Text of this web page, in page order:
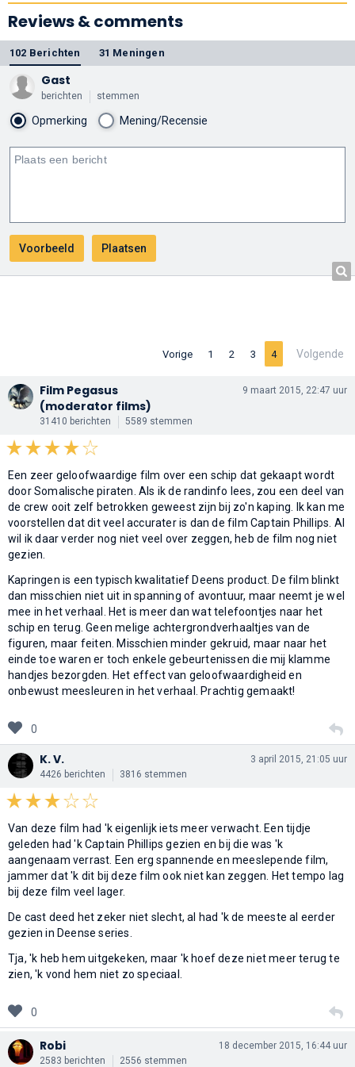
Reviews & comments
102 Berichten 31 Meningen
Gast
berichten stemmen
Opmerking Mening/Recensie
Vorige 1 2 3 4 Volgende
Film Pegasus
(moderator films)
31410 berichten 5589 stemmen
9 maart 2015, 22:47 uur
Een zeer geloofwaardige film over een schip dat gekaapt wordt
door Somalische piraten. Als ik de randinfo lees, zou een deel van
de crew ooit zelf betrokken geweest zijn bij zo'n kaping. Ik kan me
voorstellen dat dit veel accurater is dan de film Captain Phillips. Al
wil ik daar verder nog niet veel over zeggen, heb de film nog niet
gezien.
Kapringen is een typisch kwalitatief Deens product. De film blinkt
dan misschien niet uit in spanning of avontuur, maar neemt je wel
mee in het verhaal. Het is meer dan wat telefoontjes naar het
schip en terug. Geen melige achtergrondverhaaltjes van de
figuren, maar feiten. Misschien minder gekruid, maar naar het
einde toe waren er toch enkele gebeurtenissen die mij klamme
handjes bezorgden. Het effect van geloofwaardigheid en
onbewust meesleuren in het verhaal. Prachtig gemaakt!
0
K. V.
4426 berichten 3816 stemmen
3 april 2015, 21:05 uur
Van deze film had 'k eigenlijk iets meer verwacht. Een tijdje
geleden had 'k Captain Phillips gezien en bij die was 'k
aangenaam verrast. Een erg spannende en meeslepende film,
jammer dat 'k dit bij deze film ook niet kan zeggen. Het tempo lag
bij deze film veel lager.
De cast deed het zeker niet slecht, al had 'k de meeste al eerder
gezien in Deense series.
Tja, 'k heb hem uitgekeken, maar 'k hoef deze niet meer terug te
zien, 'k vond hem niet zo speciaal.
0
Robi
2583 berichten 2556 stemmen
18 december 2015, 16:44 uur